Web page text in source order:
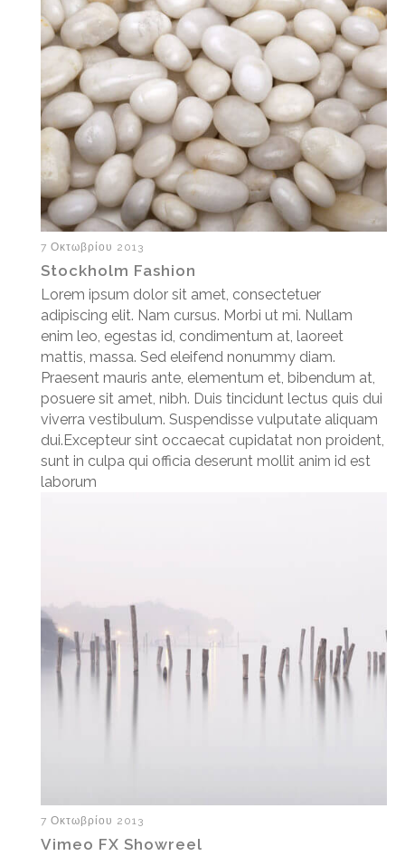
7 Οκτωβρίου 2013
Stockholm Fashion
Lorem ipsum dolor sit amet, consectetuer
adipiscing elit. Nam cursus. Morbi ut mi. Nullam
enim leo, egestas id, condimentum at, laoreet
mattis, massa. Sed eleifend nonummy diam.
Praesent mauris ante, elementum et, bibendum at,
posuere sit amet, nibh. Duis tincidunt lectus quis dui
viverra vestibulum. Suspendisse vulputate aliquam
dui.Excepteur sint occaecat cupidatat non proident,
sunt in culpa qui officia deserunt mollit anim id est
laborum
7 Οκτωβρίου 2013
Vimeo FX Showreel